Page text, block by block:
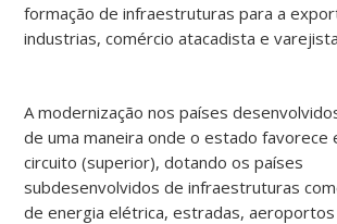
formação de infraestruturas para a
industrias, comércio atacadista e varejista
A modernização nos países
de uma maneira onde o estado favorece
circuito (superior), dotando os países
subdesenvolvidos de infraestruturas
de energia elétrica, estradas,